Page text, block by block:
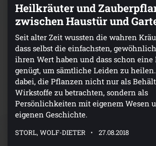
Heilkräuter und
zwischen Haustür und
Seit alter Zeit wussten die wahren
dass selbst die einfachsten,
ihren Wert haben und dass schon
genügt, um sämtliche Leiden zu
dabei, die Pflanzen nicht nur als
Wirkstoffe zu betrachten, sondern als
Persönlichkeiten mit eigenem Wesen
eigenen Geschichte.
STORL, WOLF-DIETER 27.08.2018